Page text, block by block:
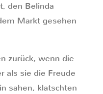
den Belinda
Markt gesehen
zurück, wenn die
als sie die Freude
sahen, klatschten